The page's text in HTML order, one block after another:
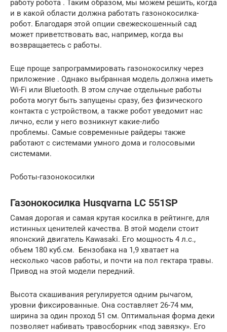
работу робота . Таким образом, мы можем решить, когда
и в какой области должна работать газонокосилка-
робот. Благодаря этой опции свежескошенный сад
может приветствовать вас, например, когда вы
возвращаетесь с работы.
Еще проще запрограммировать газонокосилку через
приложение . Однако выбранная модель должна иметь
Wi-Fi или Bluetooth. В этом случае отдельные работы
робота могут быть запущены сразу, без физического
контакта с устройством, а также робот уведомит нас
лично, если у него возникнут какие-либо
проблемы. Самые современные райдеры также
работают с системами умного дома и голосовыми
системами.
Роботы-газонокосилки
Газонокосилка Husqvarna LC 551SP
Самая дорогая и самая крутая косилка в рейтинге, для
истинных ценителей качества. В этой модели стоит
японский двигатель Kawasaki. Его мощность 4 л.с.,
объем 180 куб.см. Бензобака на 1,9 хватает на
несколько часов работы, и почти на пол гектара травы.
Привод на этой модели передний.
Высота скашивания регулируется одним рычагом,
уровни фиксированные. Она составляет 26-74 мм,
ширина за один проход 51 см. Оптимальная форма деки
позволяет набивать травосборник «под завязку». Его